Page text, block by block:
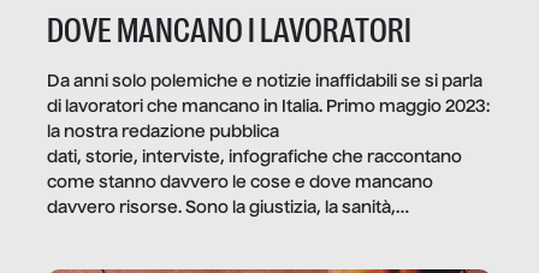
DOVE MANCANO I LAVORATORI
Da anni solo polemiche e notizie inaffidabili se si parla
di lavoratori che mancano in Italia. Primo maggio 2023:
la nostra redazione pubblica
dati, storie, interviste, infografiche che raccontano
come stanno davvero le cose e dove mancano
davvero risorse. Sono la giustizia, la sanità,